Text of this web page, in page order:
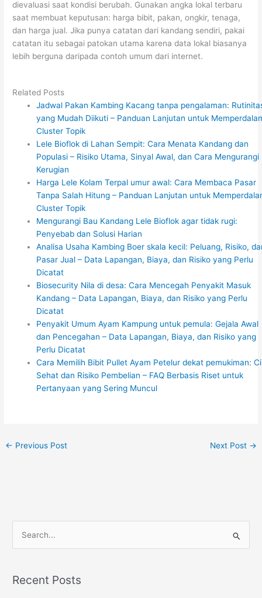
dievaluasi saat kondisi berubah. Gunakan angka lokal terbaru
saat membuat keputusan: harga bibit, pakan, ongkir, tenaga,
dan harga jual. Jika punya catatan dari kandang sendiri, pakai
catatan itu sebagai patokan utama karena data lokal biasanya
lebih berguna daripada contoh umum dari internet.
Related Posts
Jadwal Pakan Kambing Kacang tanpa pengalaman:
yang Mudah Diikuti – Panduan Lanjutan untuk
Cluster Topik
Lele Bioflok di Lahan Sempit: Cara Menata Kandang dan
Populasi – Risiko Utama, Sinyal Awal, dan Cara Mengurangi
Kerugian
Harga Lele Kolam Terpal umur awal: Cara Membaca Pasar
Tanpa Salah Hitung – Panduan Lanjutan untuk
Cluster Topik
Mengurangi Bau Kandang Lele Bioflok agar tidak rugi:
Penyebab dan Solusi Harian
Analisa Usaha Kambing Boer skala kecil: Peluang, Risiko,
Pasar Jual – Data Lapangan, Biaya, dan Risiko yang Perlu
Dicatat
Biosecurity Nila di desa: Cara Mencegah Penyakit Masuk
Kandang – Data Lapangan, Biaya, dan Risiko yang Perlu
Dicatat
Penyakit Umum Ayam Kampung untuk pemula: Gejala Awal
dan Pencegahan – Data Lapangan, Biaya, dan Risiko yang
Perlu Dicatat
Cara Memilih Bibit Pullet Ayam Petelur dekat pemukiman:
Sehat dan Risiko Pembelian – FAQ Berbasis Riset untuk
Pertanyaan yang Sering Muncul
← Previous Post Next Post →
rRecent Posts